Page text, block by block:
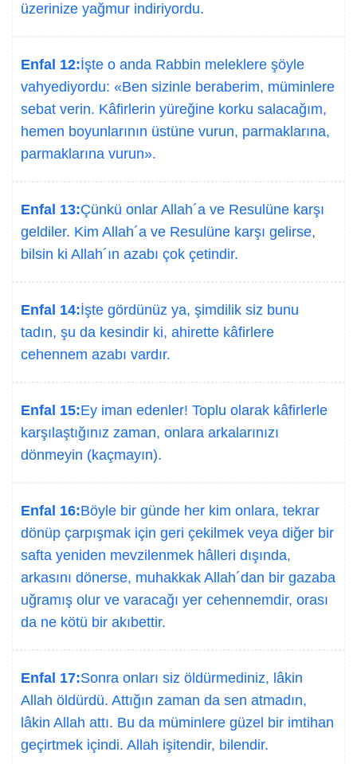
üzerinize yağmur indiriyordu.
Enfal 12:İşte o anda Rabbin meleklere şöyle
vahyediyordu: «Ben sizinle beraberim, müminlere
sebat verin. Kâfirlerin yüreğine korku salacağım,
hemen boyunlarının üstüne vurun, parmaklarına,
parmaklarına vurun».
Enfal 13:Çünkü onlar Allah´a ve Resulüne karşı
geldiler. Kim Allah´a ve Resulüne karşı gelirse,
bilsin ki Allah´ın azabı çok çetindir.
Enfal 14:İşte gördünüz ya, şimdilik siz bunu
tadın, şu da kesindir ki, ahirette kâfirlere
cehennem azabı vardır.
Enfal 15:Ey iman edenler! Toplu olarak kâfirlerle
karşılaştığınız zaman, onlara arkalarınızı
dönmeyin (kaçmayın).
Enfal 16:Böyle bir günde her kim onlara, tekrar
dönüp çarpışmak için geri çekilmek veya diğer bir
safta yeniden mevzilenmek hâlleri dışında,
arkasını dönerse, muhakkak Allah´dan bir gazaba
uğramış olur ve varacağı yer cehennemdir, orası
da ne kötü bir akıbettir.
Enfal 17:Sonra onları siz öldürmediniz, lâkin
Allah öldürdü. Attığın zaman da sen atmadın,
lâkin Allah attı. Bu da müminlere güzel bir imtihan
geçirtmek içindi. Allah işitendir, bilendir.